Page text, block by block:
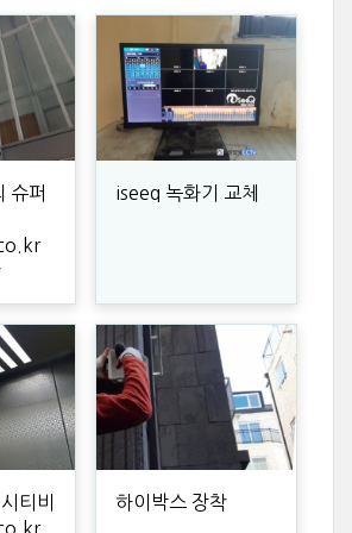
슈퍼
iseeq 녹화기 교체
티비
하이박스 장착